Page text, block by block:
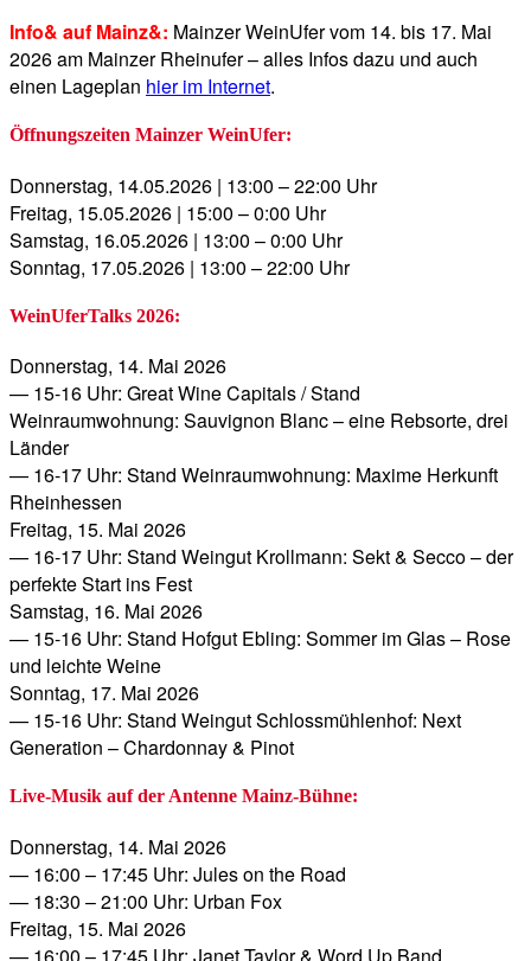
Info& auf Mainz&: Mainzer WeinUfer vom 14. bis 17. Mai
2026 am Mainzer Rheinufer – alles Infos dazu und auch
einen Lageplan hier im Internet.
Öffnungszeiten Mainzer WeinUfer:
Donnerstag, 14.05.2026 | 13:00 – 22:00 Uhr
Freitag, 15.05.2026 | 15:00 – 0:00 Uhr
Samstag, 16.05.2026 | 13:00 – 0:00 Uhr
Sonntag, 17.05.2026 | 13:00 – 22:00 Uhr
WeinUferTalks 2026:
Donnerstag, 14. Mai 2026
— 15-16 Uhr: Great Wine Capitals / Stand
Weinraumwohnung: Sauvignon Blanc – eine Rebsorte, drei
Länder
— 16-17 Uhr: Stand Weinraumwohnung: Maxime Herkunft
Rheinhessen
Freitag, 15. Mai 2026
— 16-17 Uhr: Stand Weingut Krollmann: Sekt & Secco – der
perfekte Start ins Fest
Samstag, 16. Mai 2026
— 15-16 Uhr: Stand Hofgut Ebling: Sommer im Glas – Rose
und leichte Weine
Sonntag, 17. Mai 2026
— 15-16 Uhr: Stand Weingut Schlossmühlenhof: Next
Generation – Chardonnay & Pinot
Live-Musik auf der Antenne Mainz-Bühne:
Donnerstag, 14. Mai 2026
— 16:00 – 17:45 Uhr: Jules on the Road
— 18:30 – 21:00 Uhr: Urban Fox
Freitag, 15. Mai 2026
— 16:00 – 17:45 Uhr: Janet Taylor & Word Up Band